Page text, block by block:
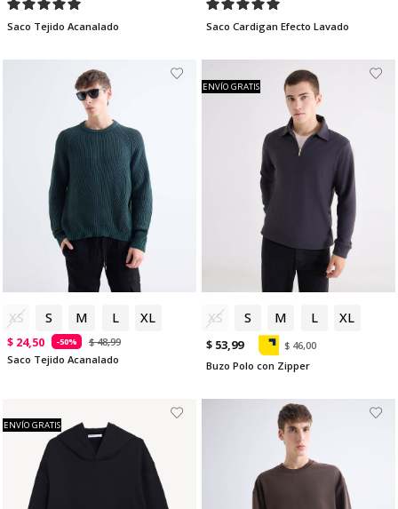
Saco Tejido Acanalado Saco Cardigan Efecto Lavado
XS S M L XL
$ 24,50 -50%
$ 48,99
Saco Tejido Acanalado
XS S M L XL
ENVÍO GRATIS
$ 53,99
$ 46,00
Buzo Polo con Zipper
ENVÍO GRATIS